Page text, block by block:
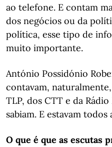
ao telefone. E contam
dos negócios ou da
política, esse tipo de
muito importante.
António Possidónio
contavam,
TLP, dos CTT e da
sabiam. E estavam
O que é que as escutas